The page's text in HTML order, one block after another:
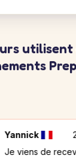
utilisent
23 février
de recevoir les